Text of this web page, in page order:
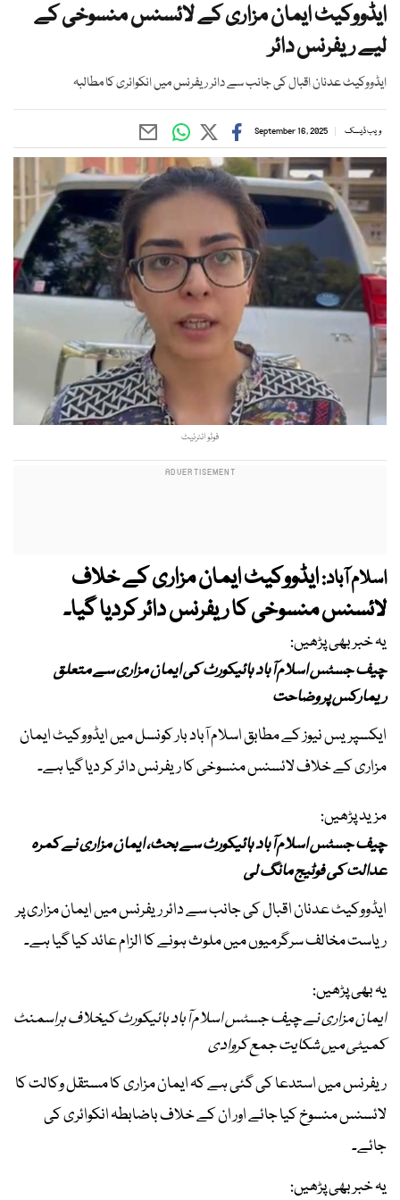
ایڈووکیٹ ایمان مزاری کے لائسنس منسوخی کے
لیے ریفرنس دائر
ایڈووکیٹ عدنان اقبال کی جانب سے دائر ریفرنس میں انکوائری کا مطالبہ
ویب ڈیسک September 16, 2025
فوٹو انٹرنیٹ
اسلام آباد:ایڈووکیٹ ایمان مزاری کے خلاف
لائسنس منسوخی کا ریفرنس دائر کردیا گیا۔
یہ خبر بھی پڑھیں:
چیف جسٹس اسلام آباد ہائیکورٹ کی ایمان مزاری سے متعلق
ریمارکس پر وضاحت
ایکسپریس نیوز کے مطابق اسلام آباد بار کونسل میں ایڈووکیٹ ایمان
مزاری کے خلاف لائسنس منسوخی کا ریفرنس دائر کر دیا گیا ہے۔
مزید پڑھیں:
چیف جسٹس اسلام آباد ہائیکورٹ سے بحث، ایمان مزاری نے کمرہ
عدالت کی فوٹیج مانگ لی
ایڈووکیٹ عدنان اقبال کی جانب سے دائر ریفرنس میں ایمان مزاری پر
ریاست مخالف سرگرمیوں میں ملوث ہونے کا الزام عائد کیا گیا ہے۔
یہ بھی پڑھیں:
ایمان مزاری نے چیف جسٹس اسلام آباد ہائیکورٹ کیخلاف ہراسمنٹ
کمیٹی میں شکایت جمع کروادی
ریفرنس میں استدعا کی گئی ہے کہ ایمان مزاری کا مستقل وکالت کا
لائسنس منسوخ کیا جائے اور ان کے خلاف باضابطہ انکوائری کی
جائے۔
یہ خبر بھی پڑھیں: